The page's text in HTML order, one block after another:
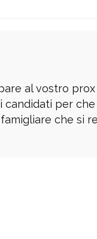
al vostro
per
che si